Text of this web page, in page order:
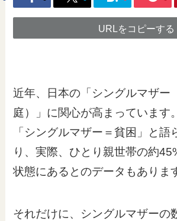
URLをコピーする
近年、日本の「シングルマザー
庭）」に関心が高まっています
「シングルマザー＝貧困」と語
り、実際、ひとり親世帯の約
状態にあるとのデータもありま
それだけに、シングルマザーの